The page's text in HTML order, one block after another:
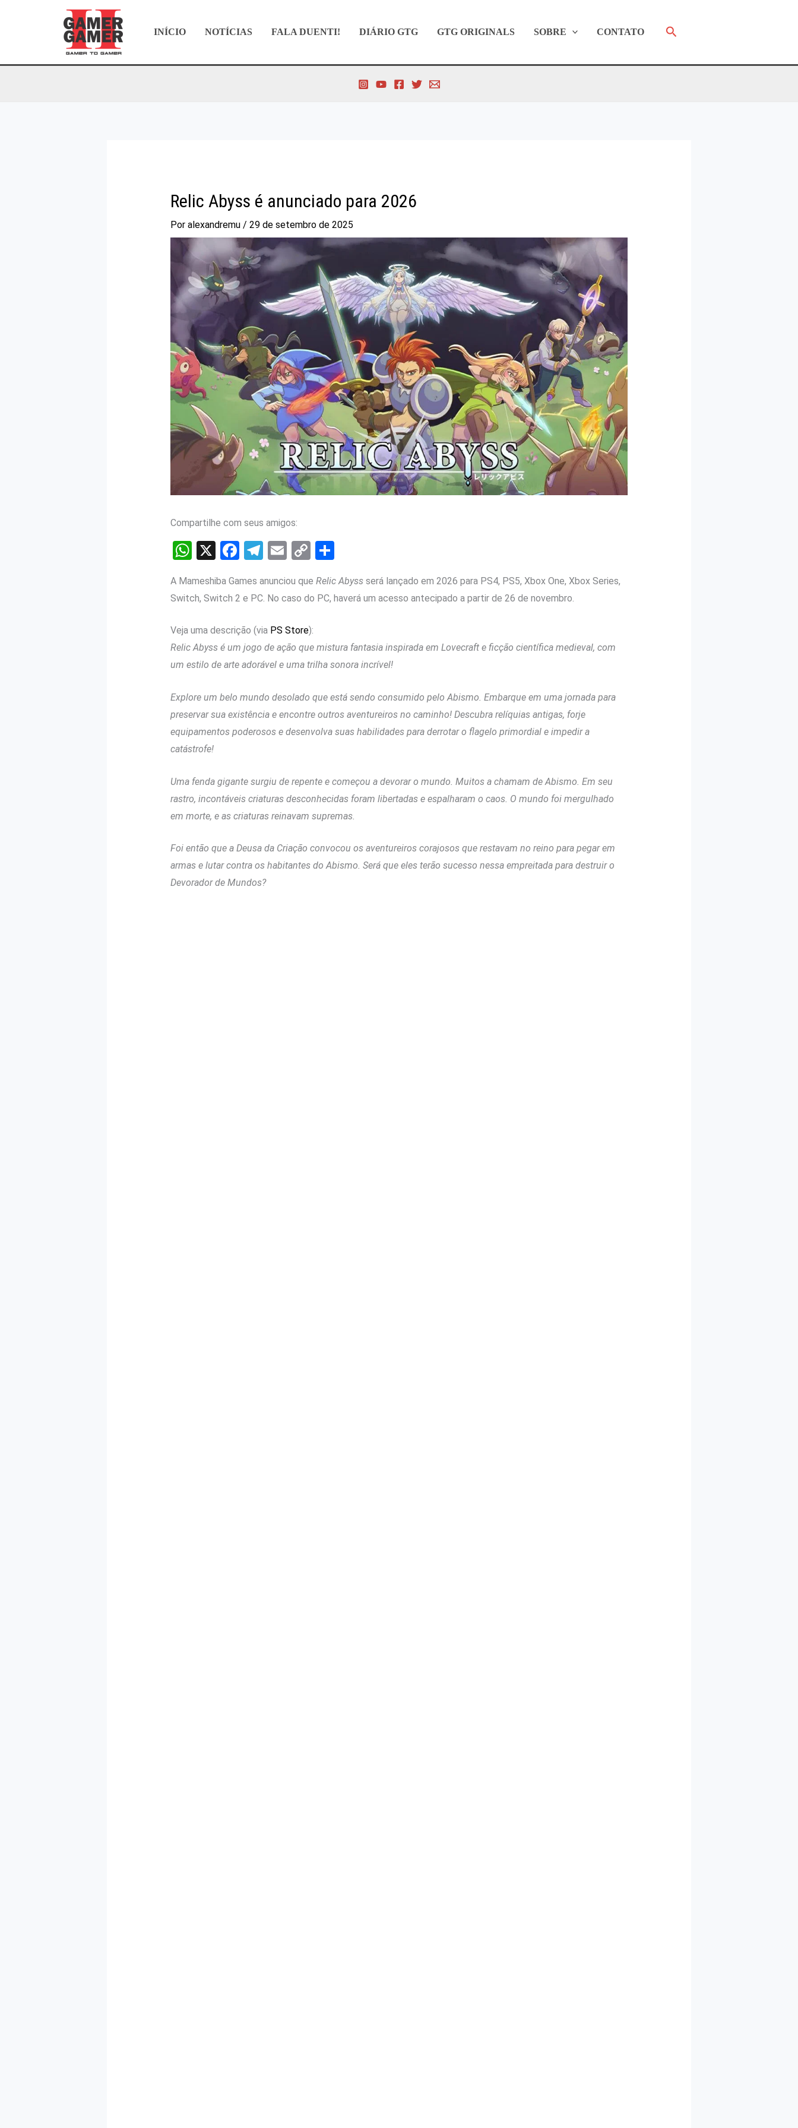
INÍCIO NOTÍCIAS FALA DUENTI! DIÁRIO GTG GTG ORIGINALS SOBRE CONTATO Pesquisar
Relic Abyss é anunciado para 2026
Por alexandremu / 29 de setembro de 2025
Compartilhe com seus amigos:
W
at
s
A
p
p
X F
ce
b
o
o
k
T
e
gr
a
m
E
ail
C
py
Li
n
k
S
ar
e
A Mameshiba Games anunciou que Relic Abyssserá lançado em 2026 para PS4, PS5, Xbox One, Xbox Series,
Switch, Switch 2 e PC. No caso do PC, haverá um acesso antecipado a partir de 26 de novembro.
Veja uma descrição (via PS Store):
Relic Abyss é um jogo de ação que mistura fantasia inspirada em Lovecraft e ficção científica medieval, com
um estilo de arte adorável e uma trilha sonora incrível!
Explore um belo mundo desolado que está sendo consumido pelo Abismo. Embarque em uma jornada para
preservar sua existência e encontre outros aventureiros no caminho! Descubra relíquias antigas, forje
equipamentos poderosos e desenvolva suas habilidades para derrotar o flagelo primordial e impedir a
catástrofe!
Uma fenda gigante surgiu de repente e começou a devorar o mundo. Muitos a chamam de Abismo. Em seu
rastro, incontáveis criaturas desconhecidas foram libertadas e espalharam o caos. O mundo foi mergulhado
em morte, e as criaturas reinavam supremas.
Foi então que a Deusa da Criação convocou os aventureiros corajosos que restavam no reino para pegar em
armas e lutar contra os habitantes do Abismo. Será que eles terão sucesso nessa empreitada para destruir o
Devorador de Mundos?